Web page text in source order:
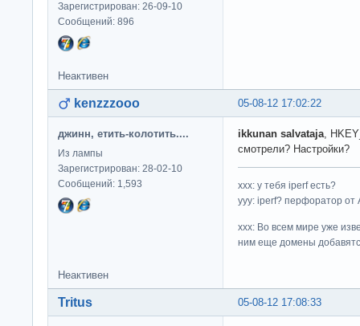
Зарегистрирован: 26-09-10
Сообщений: 896
Неактивен
05-08-12 17:02:22
kenzzzooo
джинн, етить-колотить....
Из лампы
Зарегистрирован: 28-02-10
Сообщений: 1,593
ikkunan salvataja,
смотрели? Настройки?
ххх: у тебя iperf есть?
yyy: iperf? перфоратор от
xxx: Во всем мире уже
ним еще домены
Неактивен
05-08-12 17:08:33
Tritus